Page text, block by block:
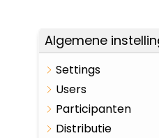
Algemene
Settings
Users
Participanten
Distributie